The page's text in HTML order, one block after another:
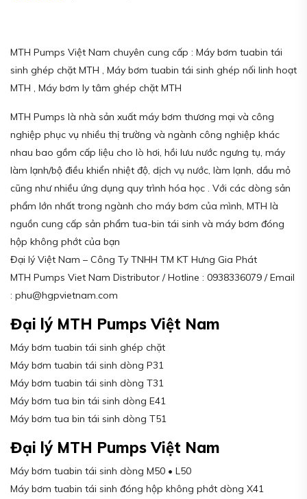
MTH Pumps Việt Nam chuyên cung cấp : Máy bơm tuabin tái
sinh ghép chặt MTH , Máy bơm tuabin tái sinh ghép nối linh hoạt
MTH , Máy bơm ly tâm ghép chặt MTH
MTH Pumps là nhà sản xuất máy bơm thương mại và công
nghiệp phục vụ nhiều thị trường và ngành công nghiệp khác
nhau bao gồm cấp liệu cho lò hơi, hồi lưu nước ngưng tụ, máy
làm lạnh/bộ điều khiển nhiệt độ, dịch vụ nước, làm lạnh, dầu mỏ
cũng như nhiều ứng dụng quy trình hóa học . Với các dòng sản
phẩm lớn nhất trong ngành cho máy bơm của mình, MTH là
nguồn cung cấp sản phẩm tua-bin tái sinh và máy bơm đóng
hộp không phớt của bạn
Đại lý Việt Nam – Công Ty TNHH TM KT Hưng Gia Phát
MTH Pumps Viet Nam Distributor / Hotline : 0938336079 / Email
: phu@hgpvietnam.com
Đại lý MTH Pumps Việt Nam
Máy bơm tuabin tái sinh ghép chặt
Máy bơm tuabin tái sinh dòng P31
Máy bơm tuabin tái sinh dòng T31
Máy bơm tua bin tái sinh dòng E41
Máy bơm tua bin tái sinh dòng T51
Đại lý MTH Pumps Việt Nam
Máy bơm tuabin tái sinh dòng M50 • L50
Máy bơm tuabin tái sinh đóng hộp không phớt dòng X41